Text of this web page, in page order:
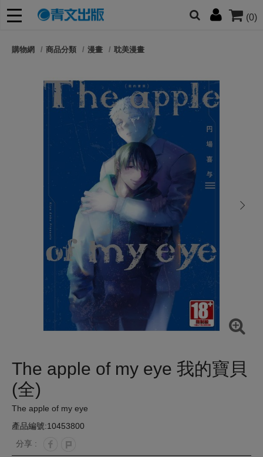
(0)
朋友們，提高警覺！
購物網 商品分類 漫畫 耽美漫畫
next
The apple of my eye 我的寶貝
(全)
The apple of my eye
產品編號:10453800
分享 :